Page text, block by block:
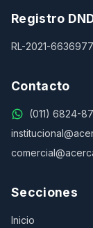
Registro
RL-2021-
Contacto
(011) 6824-
Secciones
Inicio